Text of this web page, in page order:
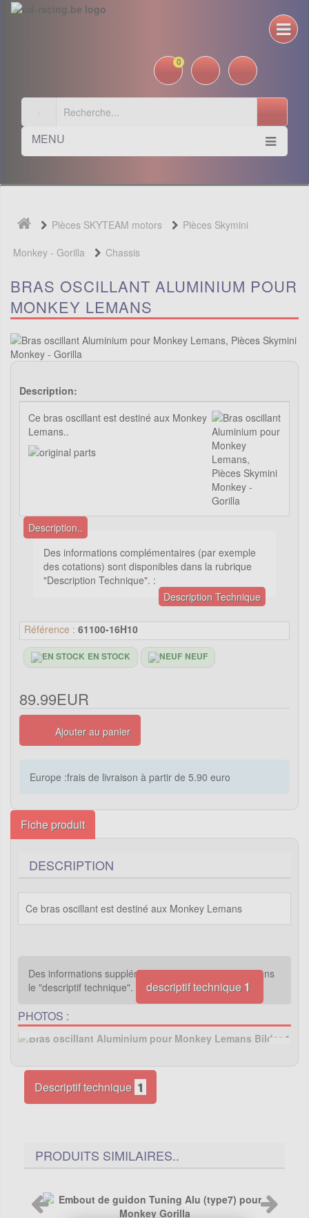
0
MENU
Pièces SKYTEAM motors
Pièces Skymini
Monkey - Gorilla
Chassis
BRAS OSCILLANT ALUMINIUM POUR
MONKEY LEMANS
Description:
Ce bras oscillant est destiné aux Monkey
Lemans..
Description..
Des informations complémentaires (par exemple
des cotations) sont disponibles dans la rubrique
"Description Technique". :
Description Technique
Référence : 61100-16H10
EN STOCK NEUF
89.99EUR
Ajouter au panier
Europe :frais de livraison à partir de 5.90 euro
Fiche produit
DESCRIPTION
Ce bras oscillant est destiné aux Monkey Lemans
Des informations supplémentaires sont disponibles dans
le "descriptif technique".
descriptif technique 1
PHOTOS :
Descriptif technique 1
PRODUITS SIMILAIRES..